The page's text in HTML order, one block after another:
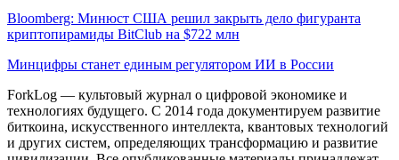
Bloomberg: Минюст США решил закрыть дело фигуранта
криптопирамиды BitClub на $722 млн
Минцифры станет единым регулятором ИИ в России
ForkLog — культовый журнал о цифровой экономике и
технологиях будущего. С 2014 года документируем развитие
биткоина, искусственного интеллекта, квантовых технологий
и других систем, определяющих трансформацию и развитие